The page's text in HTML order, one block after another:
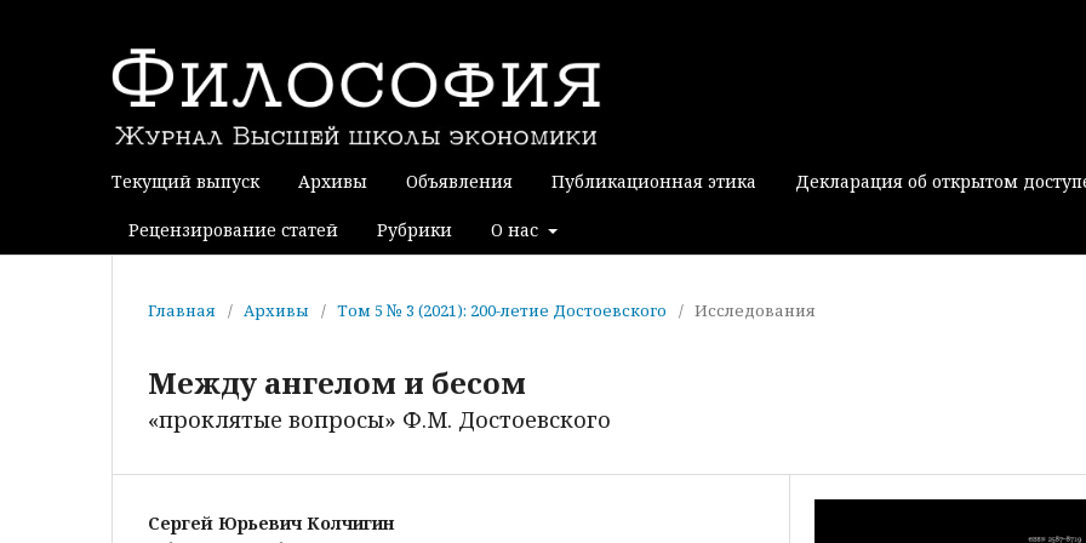
Текущий выпуск Архивы Объявления Публикационная этика Декларация об открытом
Рецензирование статей Рубрики О нас
Главная / Архивы / Том 5 № 3 (2021): 200-летие Достоевского / Исследования
Между ангелом и бесом
«проклятые вопросы» Ф.М. Достоевского
Сергей Юрьевич Колчигин